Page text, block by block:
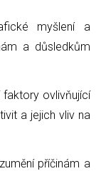
myšlení a
a důsledkům
faktory ovlivňující
a jejich vliv na
příčinám a